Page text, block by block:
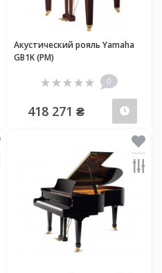
Предзаказ
Акустический рояль Yamaha
GB1K (PM)
0
418 271 ₴